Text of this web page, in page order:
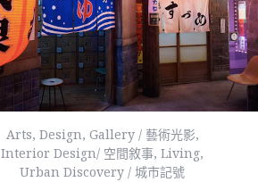
Arts, Design, Gallery / 藝術光影,
Interior Design/ 空間敘事, Living,
Urban Discovery / 城市記號